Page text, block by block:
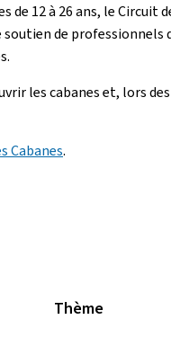
12 à 26 ans, le
de
les cabanes et, lors
Cabanes.
Thème